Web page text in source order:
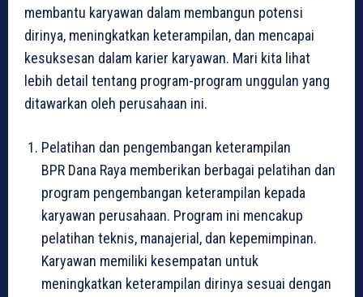
membantu karyawan dalam membangun potensi
dirinya, meningkatkan keterampilan, dan mencapai
kesuksesan dalam karier karyawan. Mari kita lihat
lebih detail tentang program-program unggulan yang
ditawarkan oleh perusahaan ini.
Pelatihan dan pengembangan keterampilan
BPR Dana Raya memberikan berbagai pelatihan dan
program pengembangan keterampilan kepada
karyawan perusahaan. Program ini mencakup
pelatihan teknis, manajerial, dan kepemimpinan.
Karyawan memiliki kesempatan untuk
meningkatkan keterampilan dirinya sesuai dengan